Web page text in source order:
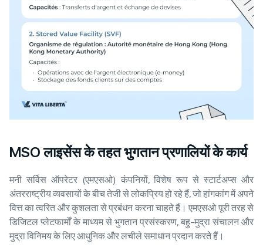
MSO लाइसेंस के तहत भुगतान प्रणालियों के कार्य
मनी सर्विस ऑपरेटर (एमएसओ) कंपनियों, विशेष रूप से स्टार्टअप्स और
अंतरराष्ट्रीय व्यवसायों के बीच तेजी से लोकप्रिय हो रहे हैं, जो हांगकांग में अपने
वित्त का त्वरित और कुशलता से प्रबंधन करना चाहते हैं। एमएसओ पूरी तरह से
डिजिटल प्लेटफार्मों के माध्यम से भुगतान प्रसंस्करण, बहु-मुद्रा संचालन और
मुद्रा विनिमय के लिए आधुनिक और लचीले समाधान प्रदान करते हैं।